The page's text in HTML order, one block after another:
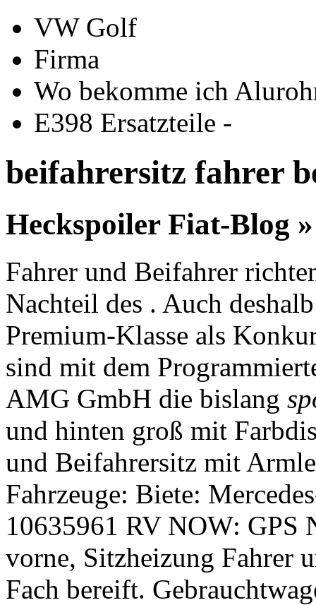
VW Golf
Firma
Wo bekomme ich
E398 Ersatzteile -
beifahrersitz fahrer
Heckspoiler Fiat-Blog
Fahrer und Beifahrer
Nachteil des . Auch
Premium-Klasse als
sind mit dem
AMG GmbH die bislang
und hinten groß mit
und Beifahrersitz mit
Fahrzeuge: Biete:
10635961 RV NOW: GPS
vorne, Sitzheizung Fahrer
Fach bereift.